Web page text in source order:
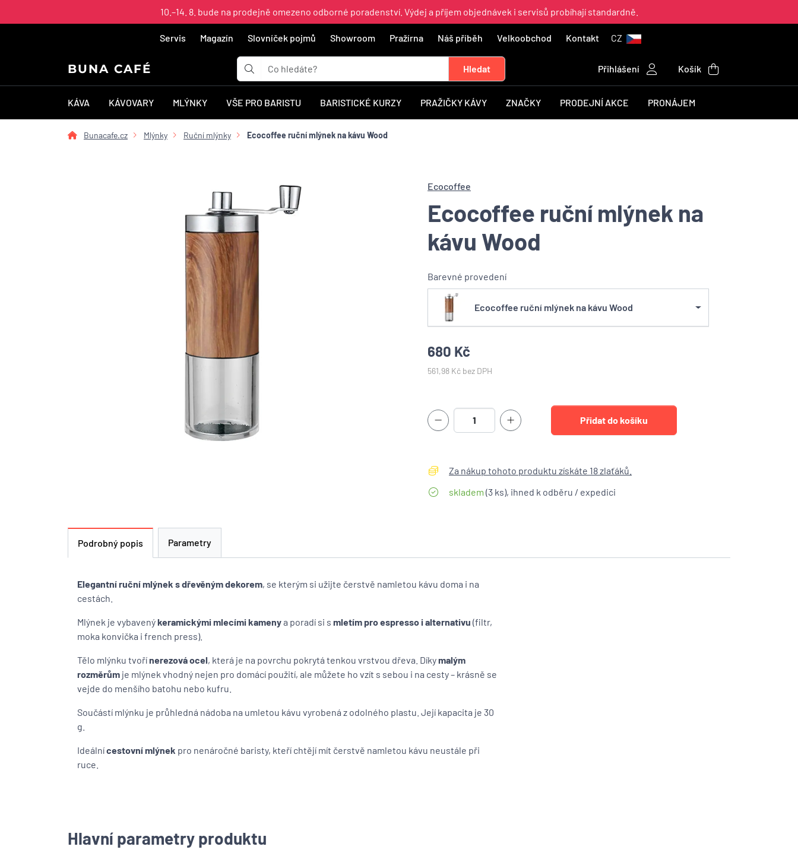
10.–14. 8. bude na prodejně omezeno odborné poradenství. Výdej a příjem objednávek i servisů probíhají standardně.
Servis Magazín Slovníček pojmů Showroom Pražírna Náš příběh Velkoobchod Kontakt CZ
BUNA CAFÉ Přihlášení Košík
KÁVA KÁVOVARY MLÝNKY VŠE PRO BARISTU BARISTICKÉ KURZY PRAŽIČKY KÁVY ZNAČKY PRODEJNÍ AKCE PRONÁJEM
Bunacafe.cz Mlýnky Ruční mlýnky Ecocoffee ruční mlýnek na kávu Wood
Ecocoffee
Ecocoffee ruční mlýnek na
kávu Wood
Barevné provedení
Ecocoffee ruční mlýnek na kávu Wood
680 Kč
561,98 Kč bez DPH
Za nákup tohoto produktu získáte 18 zlaťáků.
skladem (3 ks), ihned k odběru / expedici
Podrobný popis Parametry
Elegantní ruční mlýnek s dřevěným dekorem, se kterým si užijte čerstvě namletou kávu doma i na
cestách.
Mlýnek je vybavenýkeramickými mlecími kamenya poradí si s mletím pro espresso i alternativu (filtr,
moka konvička i french press).
Tělo mlýnku tvořínerezová ocel, která je na povrchu pokrytá tenkou vrstvou dřeva. Díkymalým
rozměrům je mlýnek vhodný nejen pro domácí použití, ale můžete ho vzít s sebou i na cesty – krásně se
vejde do menšího batohu nebo kufru.
Součástí mlýnku je průhledná nádoba na umletou kávu vyrobená z odolného plastu. Její kapacita je 30
g.
Ideálnícestovní mlýnek pro nenáročné baristy, kteří chtějí mít čerstvě namletou kávu neustále při
ruce.
Hlavní parametry produktu